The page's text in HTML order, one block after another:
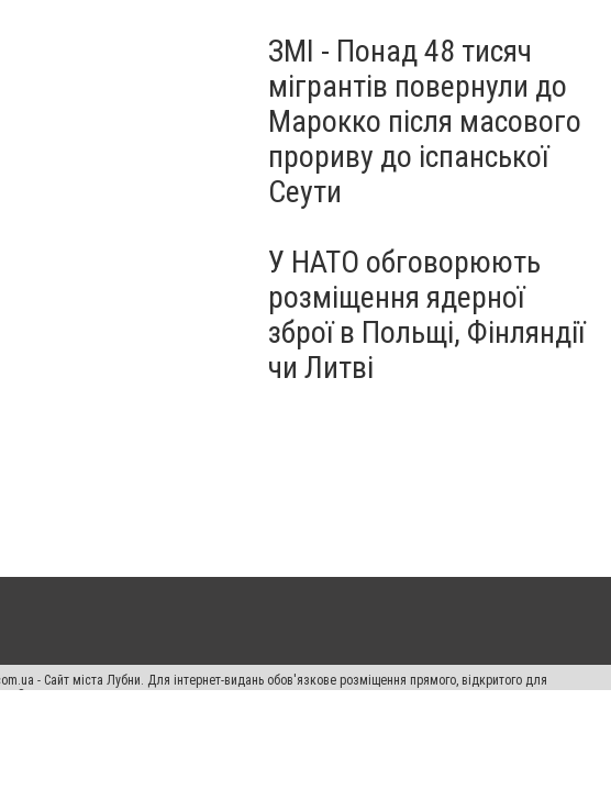
ЗМІ - Понад 48 тисяч
мігрантів повернули до
Марокко після масового
прориву до іспанської
Сеути
У НАТО обговорюють
розміщення ядерної
зброї в Польщі, Фінляндії
чи Литві
- Сайт міста Лубни. Для інтернет-видань обов'язкове розміщення прямого, відкритого для
Законом.